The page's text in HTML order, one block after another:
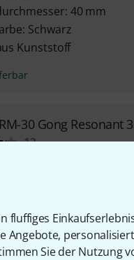
fluffiges
Angebote,
Sie der Nutzung
40 mm
Schwarz
Kunststoff
30 Gong Resonant
13